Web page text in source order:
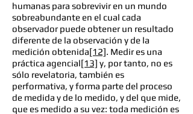
humanas para sobrevivir en un mundo
sobreabundante en el cual cada
observador puede obtener un resultado
diferente de la observación y de la
medición obtenida[12]. Medir es una
práctica agencial[13] y, por tanto, no es
sólo revelatoria, también es
performativa, y forma parte del proceso
de medida y de lo medido, y del que mide,
que es medido a su vez: toda medición es